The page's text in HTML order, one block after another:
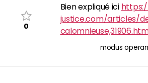
0
Bien expliqué ici
justice.com/articles/
modus